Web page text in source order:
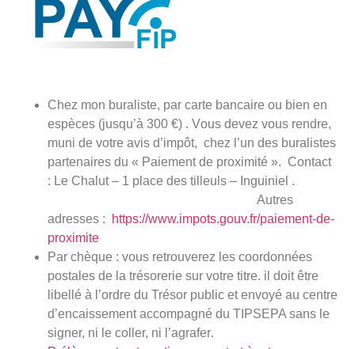
Chez mon buraliste, par carte bancaire ou bien en
espèces (jusqu’à 300 €) . Vous devez vous rendre,
muni de votre avis d’impôt, chez l’un des buralistes
partenaires du « Paiement de proximité ». Contact
: Le Chalut – 1 place des tilleuls – Inguiniel .
Autres
adresses :
https://www.impots.gouv.fr/paiement-de-
proximite
Par chèque : vous retrouverez les coordonnées
postales de la trésorerie sur votre titre. il doit être
libellé à l’ordre du Trésor public et envoyé au centre
d’encaissement accompagné du TIPSEPA sans le
signer, ni le coller, ni l’agrafer.